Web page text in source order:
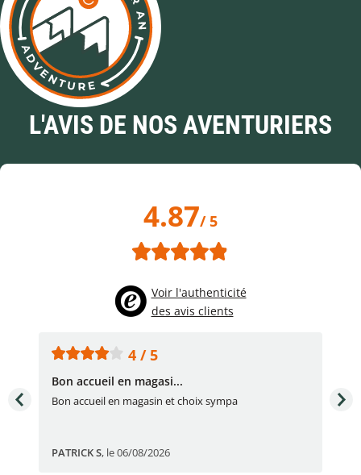
L'AVIS DE NOS AVENTURIERS
4.87/ 5
Voir l'authenticité
des avis clients
4 / 5
Bon accueil en magasi...
Bon accueil en magasin et choix sympa
PATRICK S, le 06/08/2026